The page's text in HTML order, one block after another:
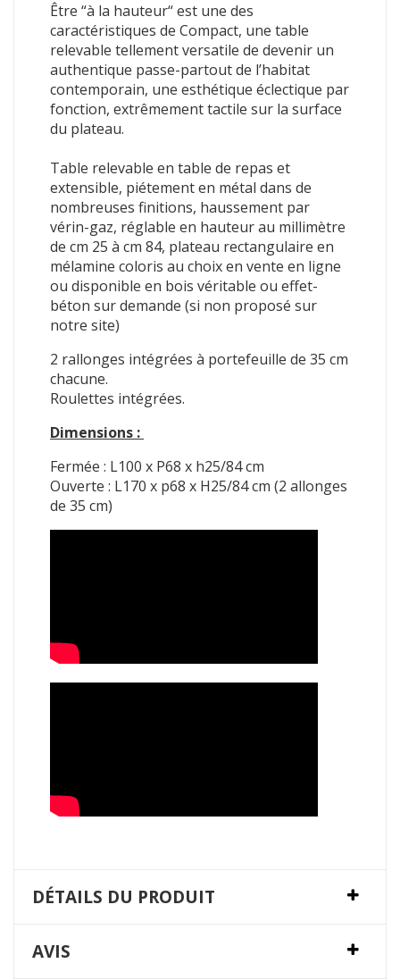
Être “à la hauteur“ est une des
caractéristiques de Compact, une table
relevable tellement versatile de devenir un
authentique passe-partout de l’habitat
contemporain, une esthétique éclectique par
fonction, extrêmement tactile sur la surface
du plateau.
Table relevable en table de repas et
extensible, piétement en métal dans de
nombreuses finitions, haussement par
vérin-gaz, réglable en hauteur au millimètre
de cm 25 à cm 84, plateau rectangulaire en
mélamine coloris au choix en vente en ligne
ou disponible en bois véritable ou effet-
béton sur demande (si non proposé sur
notre site)
2 rallonges intégrées à portefeuille de 35 cm
chacune.
Roulettes intégrées.
Dimensions :
Fermée : L100 x P68 x h25/84 cm
Ouverte : L170 x p68 x H25/84 cm (2 allonges
de 35 cm)
DÉTAILS DU PRODUIT
AVIS